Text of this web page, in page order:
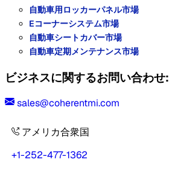
自動車用ロッカーパネル市場
Eコーナーシステム市場
自動車シートカバー市場
自動車定期メンテナンス市場
ビジネスに関するお問い合わせ:
sales@coherentmi.com
アメリカ合衆国
+1-252-477-1362